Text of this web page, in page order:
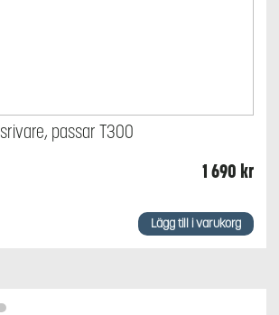
passar T300
1 690 kr
Lägg till i varukorg